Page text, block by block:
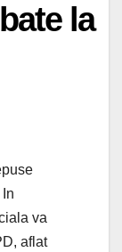
la
va
aflat